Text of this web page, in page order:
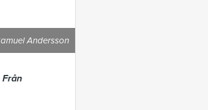
Andersson
Från